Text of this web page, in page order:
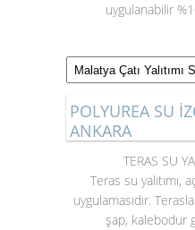
uygulanabilir
POLYUREA SU
ANKARA
TERAS SU
Teras su yalıtımı,
uygulamasıdır.
şap, kalebodur